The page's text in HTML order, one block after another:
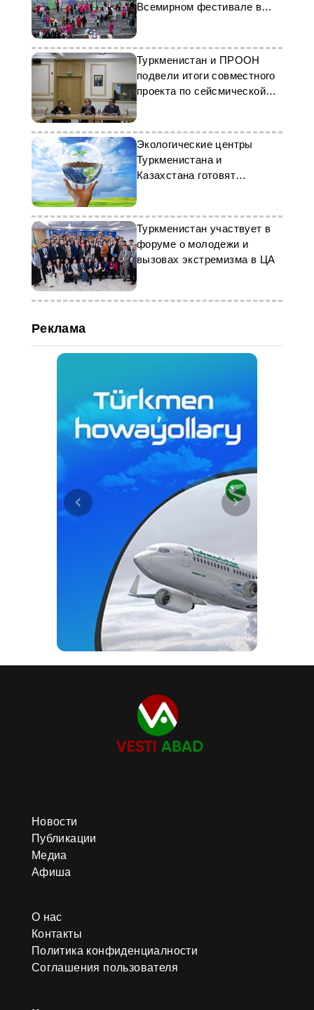
Всемирном фестивале в
Сочи
Туркменистан и ПРООН
подвели итоги совместного
проекта по сейсмической
безопасности
Экологические центры
Туркменистана и
Казахстана готовят
совместные проекты
Туркменистан участвует в
форуме о молодежи и
вызовах экстремизма в ЦА
Реклама
Новости
Публикации
Медиа
Афиша
О нас
Контакты
Политика конфиденциалности
Соглашения пользователя